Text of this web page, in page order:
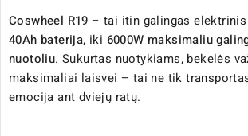
Coswheel R19 – tai itin galingas
40Ah baterija, iki 6000W maksimaliu
nuotoliu. Sukurtas nuotykiams, bekelės
maksimaliai laisvei – tai ne tik
emocija ant dviejų ratų.